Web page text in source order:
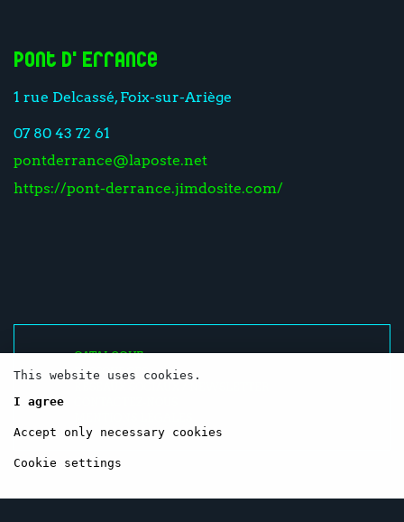
Pont d'Errance
1 rue Delcassé, Foix-sur-Ariège
07 80 43 72 61
pontderrance@laposte.net
https://pont-derrance.jimdosite.com/
CATALOGUE
RESSOURCES
This website uses cookies.
I agree
Accept only necessary cookies
Cookie settings